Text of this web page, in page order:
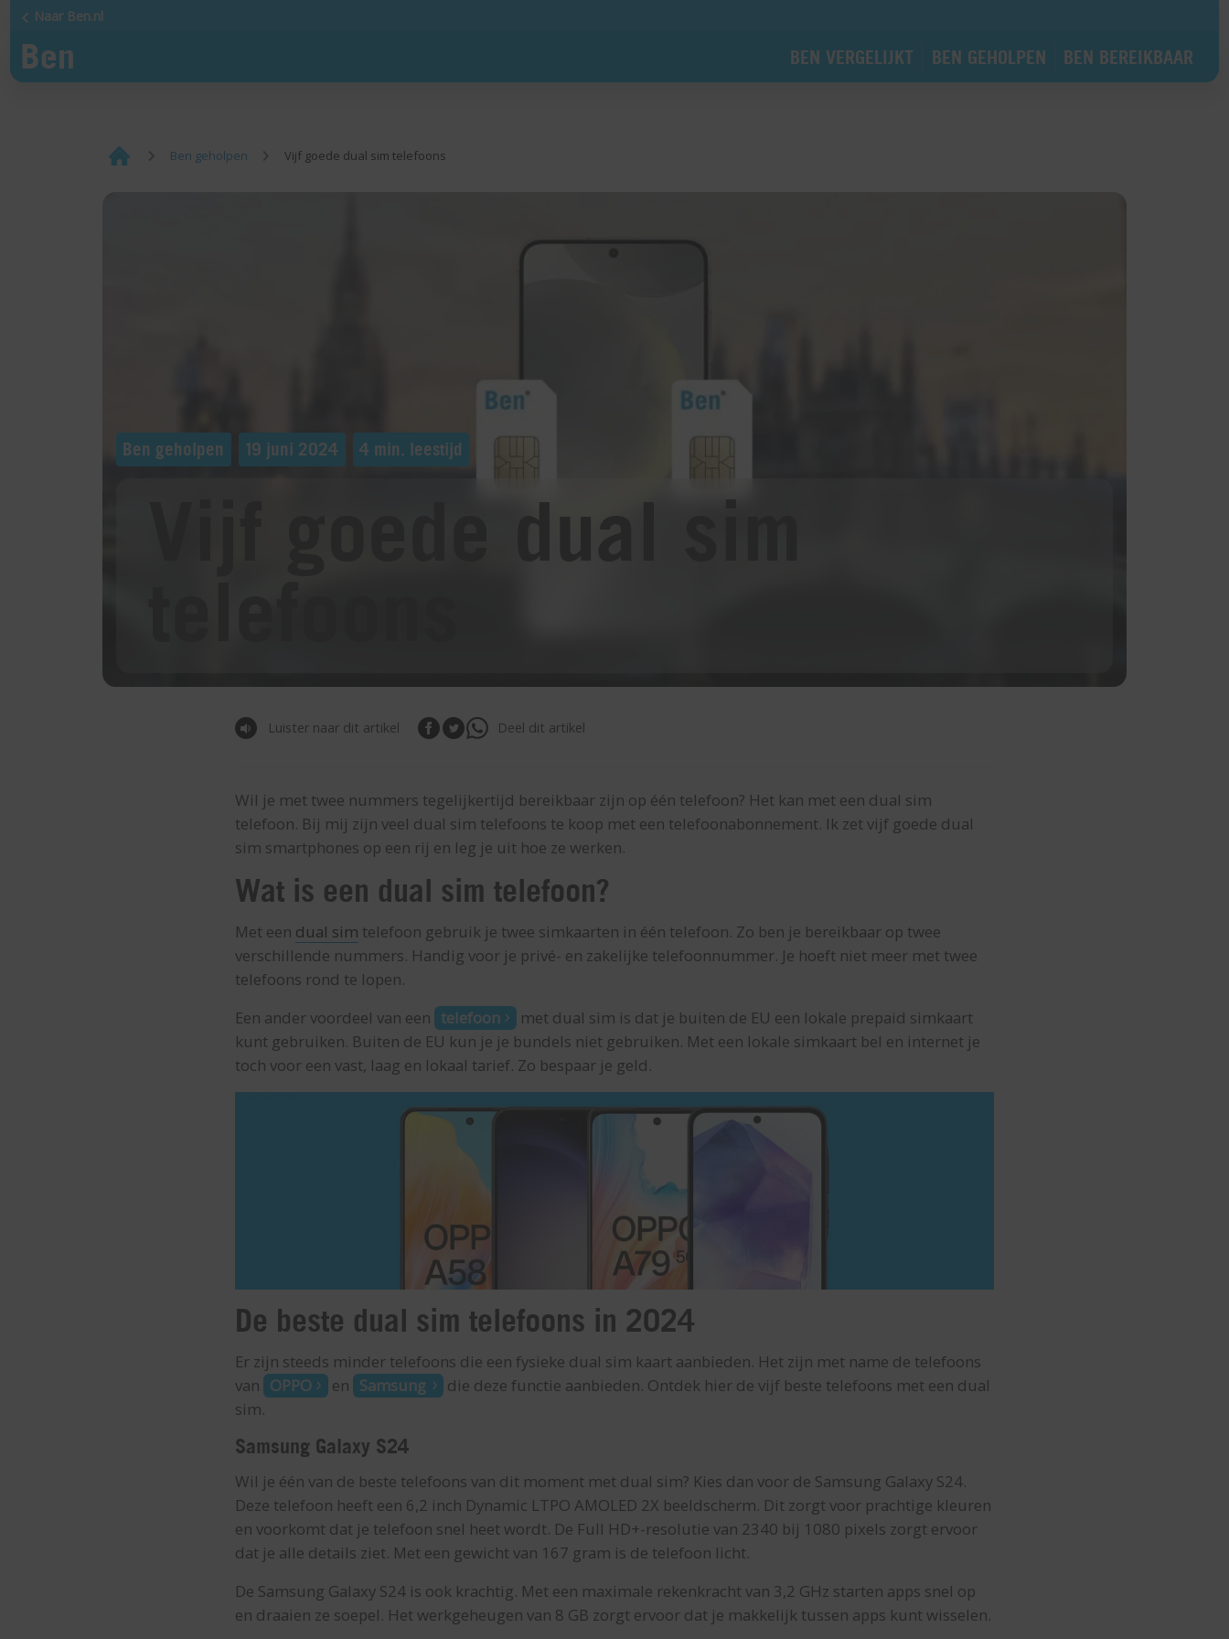
Naar Ben.nl
¡ BEN VERGELIJKT BEN GEHOLPEN BEN BEREIKBAAR
Home Ben geholpen Vijf goede dual sim telefoons
Ben geholpen 19 juni 2024 4 min. leestijd
Vijf goede dual sim
Luister naar dit artikel Deel dit artikel
Wil je met twee nummers tegelijkertijd bereikbaar zijn op één telefoon? Het kan met een dual sim
telefoon. Bij mij zijn veel dual sim telefoons te koop met een telefoonabonnement. Ik zet vijf goede dual
sim smartphones op een rij en leg je uit hoe ze werken.
Wat is een dual sim telefoon?
Met een dual sim telefoon gebruik je twee simkaarten in één telefoon. Zo ben je bereikbaar op twee
verschillende nummers. Handig voor je privé- en zakelijke telefoonnummer. Je hoeft niet meer met twee
telefoons rond te lopen.
Een ander voordeel van een telefoon
met dual sim is dat je buiten de EU een lokale prepaid simkaart
kunt gebruiken. Buiten de EU kun je je bundels niet gebruiken. Met een lokale simkaart bel en internet je
toch voor een vast, laag en lokaal tarief. Zo bespaar je geld.
De beste dual sim telefoons in 2024
Er zijn steeds minder telefoons die een fysieke dual sim kaart aanbieden. Het zijn met name de telefoons
van OPPO en Samsung
die deze functie aanbieden. Ontdek hier de vijf beste telefoons met een dual
sim.
Samsung Galaxy S24
Wil je één van de beste telefoons van dit moment met dual sim? Kies dan voor de Samsung Galaxy S24.
Deze telefoon heeft een 6,2 inch Dynamic LTPO AMOLED 2X beeldscherm. Dit zorgt voor prachtige kleuren
en voorkomt dat je telefoon snel heet wordt. De Full HD+-resolutie van 2340 bij 1080 pixels zorgt ervoor
dat je alle details ziet. Met een gewicht van 167 gram is de telefoon licht.
De Samsung Galaxy S24 is ook krachtig. Met een maximale rekenkracht van 3,2 GHz starten apps snel op
en draaien ze soepel. Het werkgeheugen van 8 GB zorgt ervoor dat je makkelijk tussen apps kunt wisselen.